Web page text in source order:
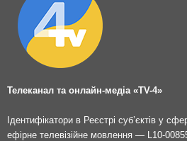
Телеканал та онлайн-медіа «TV-4»
Ідентифікатори в Реєстрі суб’єктів у
ефірне телевізійне мовлення — L10-